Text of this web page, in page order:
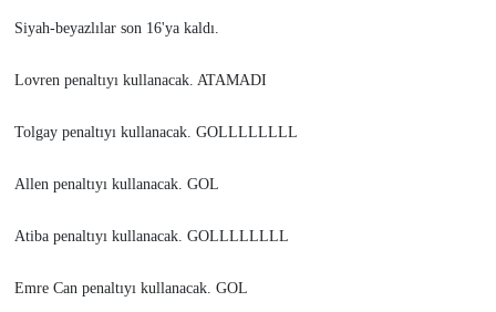
Siyah-beyazlılar son 16'ya kaldı.
Lovren penaltıyı kullanacak. ATAMADI
Tolgay penaltıyı kullanacak. GOLLLLLLLL
Allen penaltıyı kullanacak. GOL
Atiba penaltıyı kullanacak. GOLLLLLLLL
Emre Can penaltıyı kullanacak. GOL